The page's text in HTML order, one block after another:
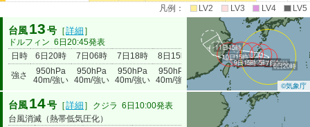
凡例： LV2 LV3 LV4 LV5
台風 13 号 ［詳細 ］
ドルフィン 6日20:45発表
日時
6日20時 7日06時 7日18時 8日15時 9日15時 10日15時 11日15時
強さ
950hPa
40m/強い
950hPa
40m/強い
950hPa
40m/強い
950hPa
40m/強い
965hPa
980hPa
20m
985hPa
18m
6日20時
7日06時
7日18時
8日15時
9日15時
10日15時
11日15時
©気象庁
台風 14号 ［詳細 ］ クジラ 6日10:00発表
台風消滅（熱帯低気圧化）